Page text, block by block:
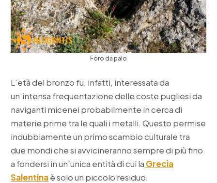
Foro da palo
L’età del bronzo fu, infatti, interessata da
un’intensa frequentazione delle coste pugliesi da
naviganti micenei probabilmente in cerca di
materie prime tra le quali i metalli. Questo permise
indubbiamente un primo scambio culturale tra
due mondi che si avvicineranno sempre di più fino
a fondersi in un’unica entità di cui la Grecìa
Salentinaè solo un piccolo residuo.